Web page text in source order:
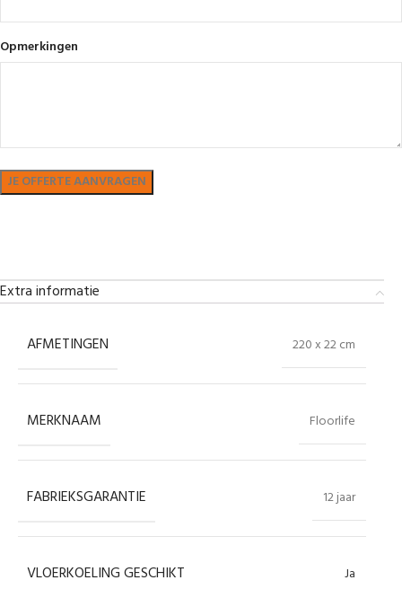
Opmerkingen
Extra informatie
AFMETINGEN 220 x 22 cm
MERKNAAM Floorlife
FABRIEKSGARANTIE 12 jaar
VLOERKOELING GESCHIKT Ja